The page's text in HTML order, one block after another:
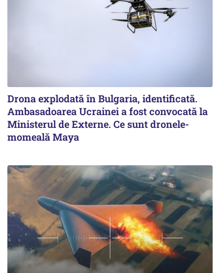
Drona explodată în Bulgaria, identificată.
Ambasadoarea Ucrainei a fost convocată la
Ministerul de Externe. Ce sunt dronele-
momeală Maya